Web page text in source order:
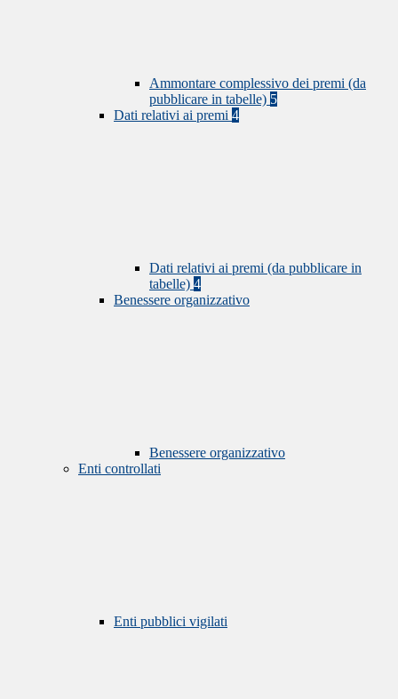
Ammontare complessivo dei premi (da
pubblicare in tabelle) 5
Dati relativi ai premi 4
Dati relativi ai premi (da pubblicare in
tabelle) 4
Benessere organizzativo
Benessere organizzativo
Enti controllati
Enti pubblici vigilati